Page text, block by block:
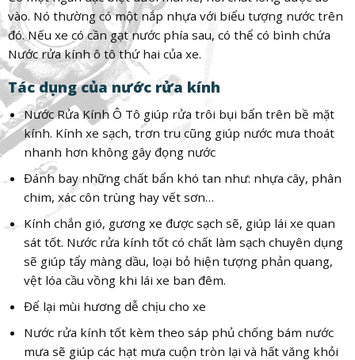
vào. Nó thường có một nắp nhựa với biểu tượng nước trên
đó. Nếu xe có cần gạt nước phía sau, có thể có bình chứa
Nước rửa kính ô tô thứ hai của xe.
Tác dụng của nước rửa kính
Nước Rửa Kính Ô Tô giúp rửa trôi bụi bẩn trên bề mặt
kính. Kính xe sạch, trơn tru cũng giúp nước mưa thoát
nhanh hơn không gây đọng nước
Đánh bay những chất bẩn khó tan như: nhựa cây, phân
chim, xác côn trùng hay vết sơn…
Kính chắn gió, gương xe được sạch sẽ, giúp lái xe quan
sát tốt. Nước rửa kính tốt có chất làm sạch chuyên dụng
sẽ giúp tẩy màng dầu, loại bỏ hiện tượng phản quang,
vệt lóa cầu vồng khi lái xe ban đêm.
Để lại mùi hương dễ chịu cho xe
Nước rửa kính tốt kèm theo sáp phủ chống bám nước
mưa sẽ giúp các hạt mưa cuộn tròn lại và hất văng khỏi